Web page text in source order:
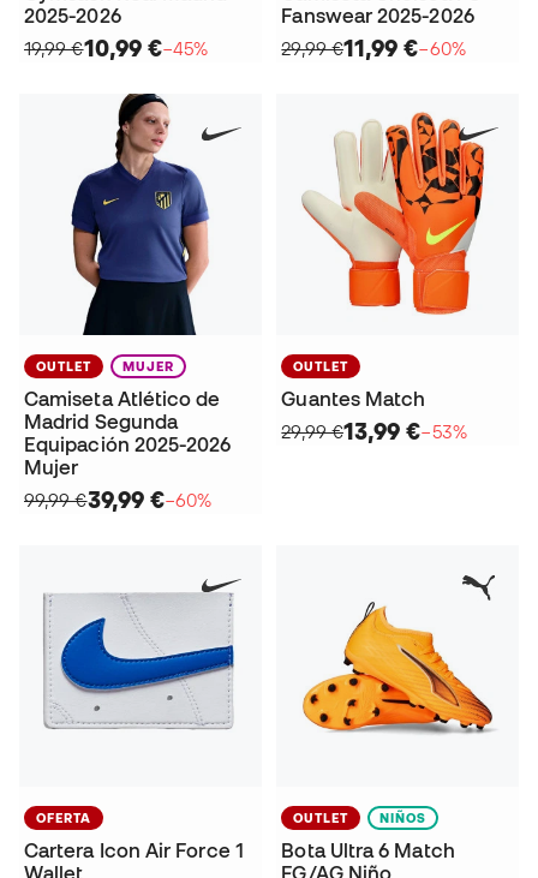
2025-2026
19,99 €10,99 €−45%
Fanswear 2025-2026
29,99 €11,99 €−60%
OUTLET MUJER
Camiseta Atlético de
Madrid Segunda
Equipación 2025-2026
Mujer
99,99 €39,99 €−60%
OUTLET
Guantes Match
29,99 €13,99 €−53%
OFERTA
Cartera Icon Air Force 1
OUTLET NIÑOS
Bota Ultra 6 Match